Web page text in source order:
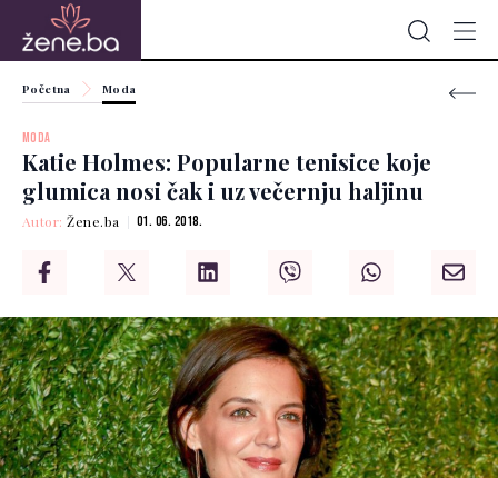
Početna Moda
MODA
Katie Holmes: Popularne tenisice koje
glumica nosi čak i uz večernju haljinu
Autor:Žene.ba 01. 06. 2018.